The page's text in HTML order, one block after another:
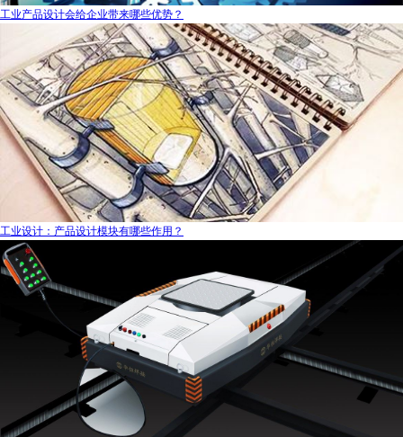
工业产品设计会给企业带来哪些优势？
工业设计：产品设计模块有哪些作用？